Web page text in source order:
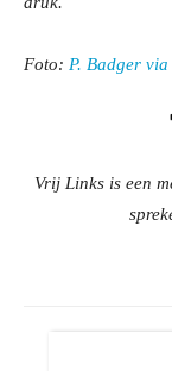
Foto: P. Badger
Vrij Links is een